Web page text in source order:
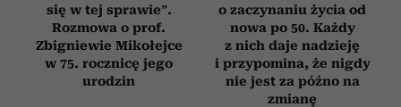
się w tej sprawie”.
Rozmowa o prof.
Zbigniewie Mikołejce
w 75. rocznicę jego
urodzin
o zaczynaniu życia od
nowa po 50. Każdy
z nich daje nadzieję
i przypomina, że nigdy
nie jest za późno na
zmianę